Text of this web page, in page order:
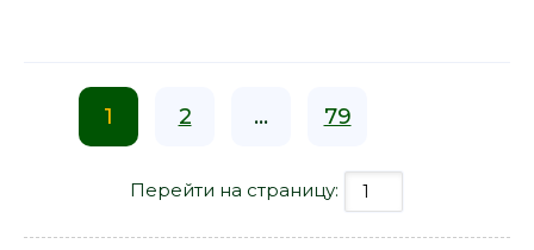
1 2 ... 79
Перейти на страницу: